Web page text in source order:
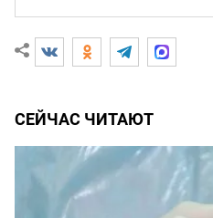
СЕЙЧАС ЧИТАЮТ